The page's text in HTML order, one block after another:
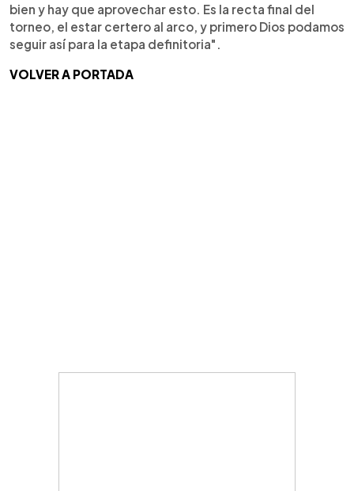
bien y hay que aprovechar esto. Es la recta final del
torneo, el estar certero al arco, y primero Dios podamos
seguir así para la etapa definitoria".
VOLVER A PORTADA